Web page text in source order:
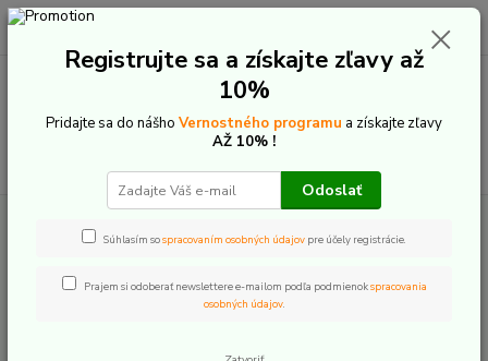
+421 907 20 22 33
0,00 €
kábel napájania komponentov tretích strán
Bosch kábel napájania
komponentov tretích strán
Registrujte sa a získajte zľavy až
10%
Pridajte sa do nášho Vernostného programu a získajte zľavy
AŽ 10% !
Odoslať
Súhlasím sospracovaním osobných údajov pre účely registrácie.
Prajem si odoberať newslettere e-mailom podľa podmienokspracovania
osobných údajov.